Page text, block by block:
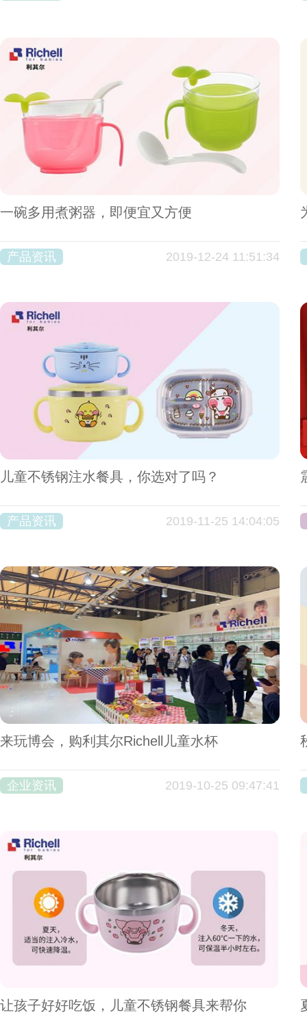
一碗多用煮粥器，即便宜又方便
产品资讯 2019-12-24 11:51:34
儿童不锈钢注水餐具，你选对了吗？
产品资讯 2019-11-25 14:04:05
来玩博会，购利其尔Richell儿童水杯
企业资讯 2019-10-25 09:47:41
让孩子好好吃饭，儿童不锈钢餐具来帮你